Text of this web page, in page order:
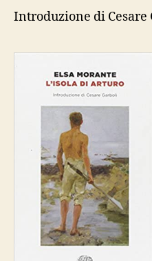
Introduzione di Cesare